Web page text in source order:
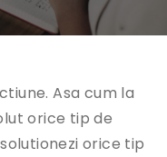
Asa cum la
orice tip de
orice tip